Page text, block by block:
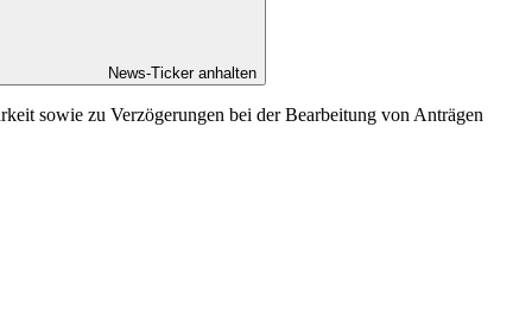
News-Ticker anhalten
sowie zu Verzögerungen bei der Bearbeitung von Anträgen